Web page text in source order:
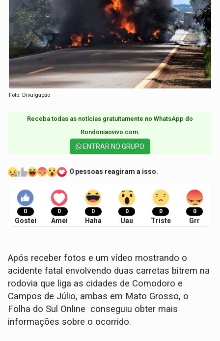
Foto: Divulgação
Receba todas as notícias gratuitamente no WhatsApp do
Rondoniaovivo.com.​
ENTRAR NO GRUPO
0 pessoas reagiram a isso.
0
Gostei
0
Amei
0
Haha
0
Uau
0
Triste
0
Grr
Após receber fotos e um vídeo mostrando o
acidente fatal envolvendo duas carretas bitrem na
rodovia que liga as cidades de Comodoro e
Campos de Júlio, ambas em Mato Grosso, o
Folha do Sul Online conseguiu obter mais
informações sobre o ocorrido.